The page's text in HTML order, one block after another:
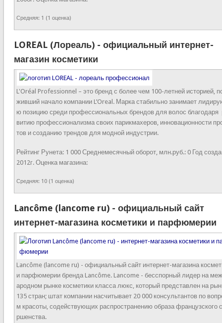
Средняя: 1 (1 оценка)
LOREAL (Лореаль) - официальный интернет-
магазин косметики
L'Oréal Professionnel – это бренд с более чем 100-летней историей,
живший начало компании L’Oreal. Марка стабильно занимает
ю позицию среди профессиональных брендов для волос благодаря
витию профессионализма своих парикмахеров, инновационности
тов и созданию трендов для модной индустрии.
Рейтинг Рунета: 1 000 Среднемесячный оборот, млн.руб.: 0 Год
2012г. Оценка магазина:
Средняя: 10 (1 оценка)
Lancôme (lancome ru) - официальный сайт
интернет-магазина косметики и парфюмерии
Lancôme (lancome ru) - официальный сайт интернет-магазина
и парфюмерии бренда Lancôme. Lancome - бесспорный лидер на
ародном рынке косметики класса люкс, который представлен на
135 стран; штат компании насчитывает 20 000 консультантов по
м красоты, содействующих распространению образа французского
ршенства.